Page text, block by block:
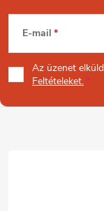
L
á
b
E-mail
Az üzenet
Feltételeket.